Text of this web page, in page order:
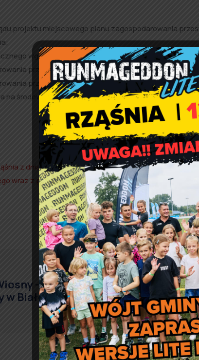
projektu miejscowego planu zagospodarowania
wglądu projektów:
przestrzennego dla obrębów Będków, Żary,
przestrzennego dla obrębów Kodrań-Kopy,
na środowiskow dniach od 31 marca 2023 r. do 21
z dnia 24 marca 2023 r. o wyłożeniu do
wraz z prognozami oddziaływania na środowisko
–
w Białej
Dopłaty